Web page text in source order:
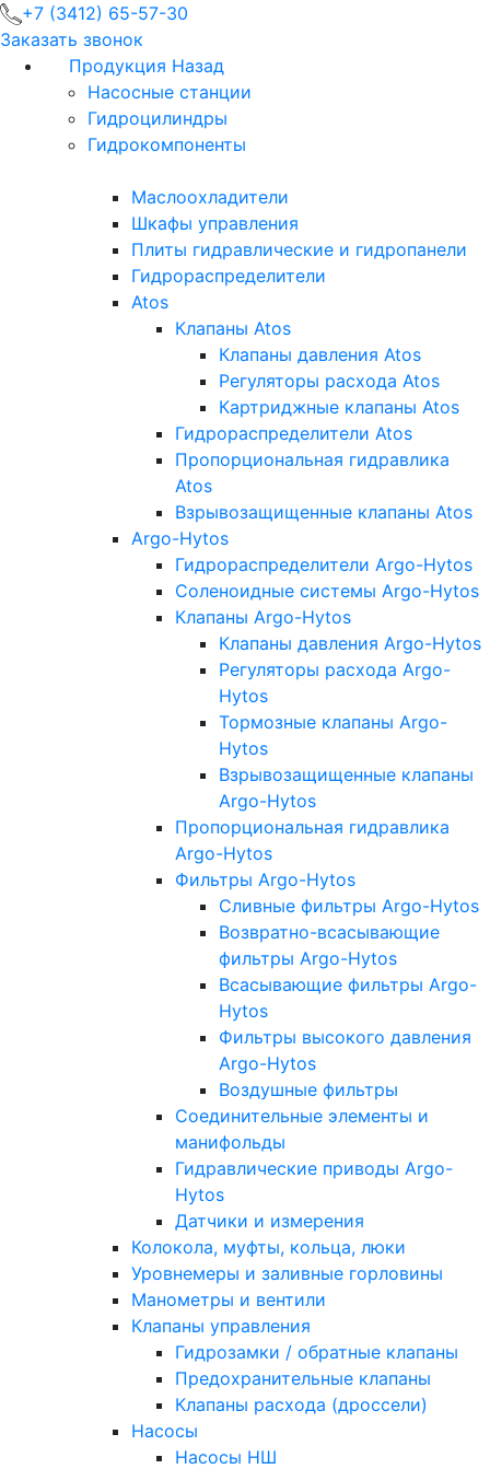
+7 (3412) 65-57-30
Заказать звонок
Продукция Назад
Насосные станции
Гидроцилиндры
Гидрокомпоненты
Маслоохладители
Шкафы управления
Плиты гидравлические и гидропанели
Гидрораспределители
Atos
Клапаны Atos
Клапаны давления Atos
Регуляторы расхода Atos
Картриджные клапаны Atos
Гидрораспределители Atos
Пропорциональная гидравлика
Atos
Взрывозащищенные клапаны Atos
Argo-Hytos
Гидрораспределители Argo-Hytos
Соленоидные системы Argo-Hytos
Клапаны Argo-Hytos
Клапаны давления Argo-Hytos
Регуляторы расхода Argo-
Hytos
Тормозные клапаны Argo-
Hytos
Взрывозащищенные клапаны
Argo-Hytos
Пропорциональная гидравлика
Argo-Hytos
Фильтры Argo-Hytos
Сливные фильтры Argo-Hytos
Возвратно-всасывающие
фильтры Argo-Hytos
Всасывающие фильтры Argo-
Hytos
Фильтры высокого давления
Argo-Hytos
Воздушные фильтры
Соединительные элементы и
манифольды
Гидравлические приводы Argo-
Hytos
Датчики и измерения
Колокола, муфты, кольца, люки
Уровнемеры и заливные горловины
Манометры и вентили
Клапаны управления
Гидрозамки / обратные клапаны
Предохранительные клапаны
Клапаны расхода (дроссели)
Насосы
Насосы НШ